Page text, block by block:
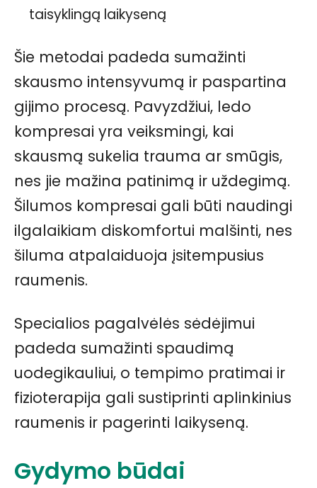
taisyklingą laikyseną
Šie metodai padeda sumažinti
skausmo intensyvumą ir paspartina
gijimo procesą. Pavyzdžiui, ledo
kompresai yra veiksmingi, kai
skausmą sukelia trauma ar smūgis,
nes jie mažina patinimą ir uždegimą.
Šilumos kompresai gali būti naudingi
ilgalaikiam diskomfortui malšinti, nes
šiluma atpalaiduoja įsitempusius
raumenis.
Specialios pagalvėlės sėdėjimui
padeda sumažinti spaudimą
uodegikauliui, o tempimo pratimai ir
fizioterapija gali sustiprinti aplinkinius
raumenis ir pagerinti laikyseną.
Gydymo būdai